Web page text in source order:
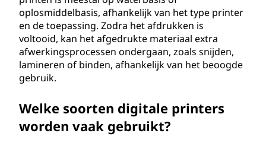
oplosmiddelbasis, afhankelijk van het type printer
en de toepassing. Zodra het afdrukken is
voltooid, kan het afgedrukte materiaal extra
afwerkingsprocessen ondergaan, zoals snijden,
lamineren of binden, afhankelijk van het beoogde
gebruik.
Welke soorten digitale printers
worden vaak gebruikt?